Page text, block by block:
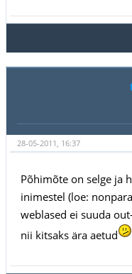
28-05-2011, 16:37
Põhimõte on selge ja
inimestel (loe:
weblased ei suuda
nii kitsaks ära aetud